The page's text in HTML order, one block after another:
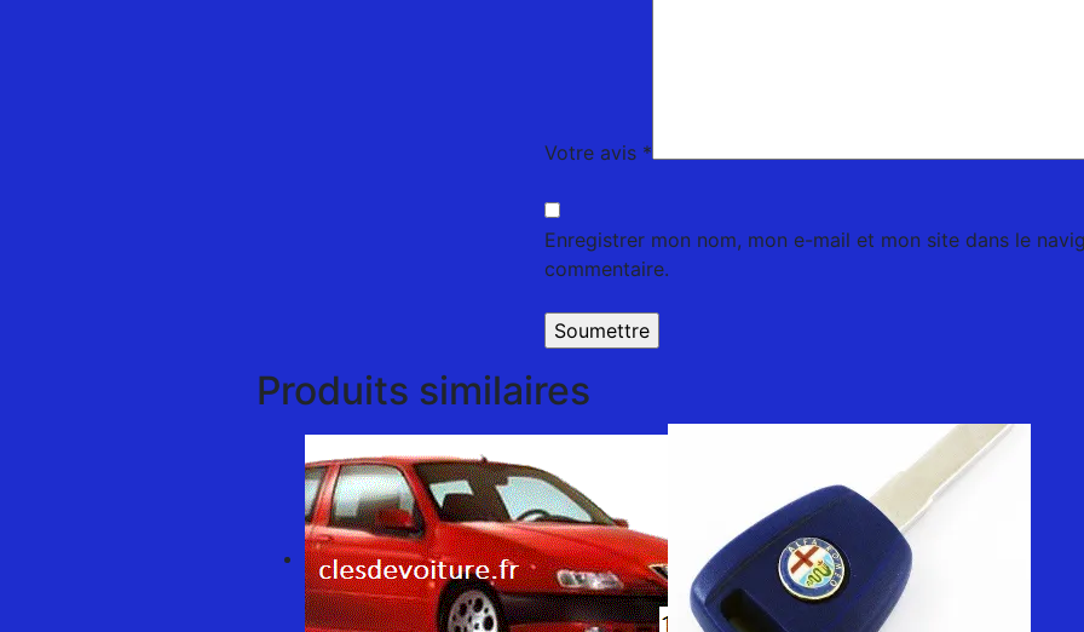
Votre avis *
Enregistrer mon nom, mon e-mail et mon site dans le
commentaire.
Produits similaires